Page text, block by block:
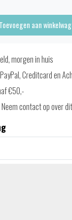
Toevoegen aan
morgen in huis
Creditcard en
€50,-
Neem contact op over